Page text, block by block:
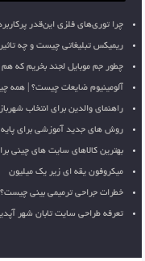
چرا توری‌های فلزی این‌قدر
ریمیکس تبلیغاتی چیست و چه
چطور جم موبایل لجند بخریم که
آلومینیوم ضایعات چیست؟ | همه
راهنمای والدین برای انتخاب
روش های جدید آموزشی برای
بهترین کالاهای سایت های چینی
میکروفون یقه ای زیر یک میلیون
خطرات جراحی ترمیمی بینی چیست؟
تعرفه طراحی سایت تابان شهر